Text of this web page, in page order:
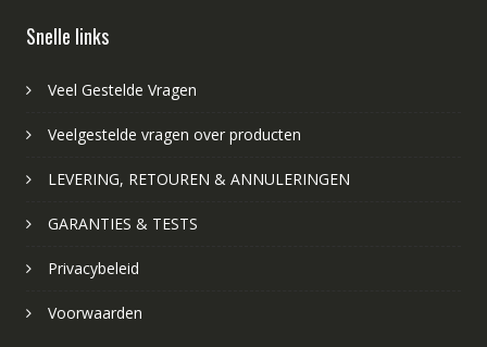
Snelle links
Veel Gestelde Vragen
Veelgestelde vragen over producten
LEVERING, RETOUREN & ANNULERINGEN
GARANTIES & TESTS
Privacybeleid
Voorwaarden